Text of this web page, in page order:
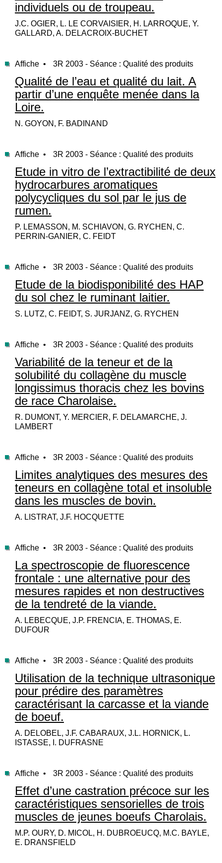
individuels ou de troupeau.
J.C. OGIER, L. LE CORVAISIER, H. LARROQUE, Y.
GALLARD, A. DELACROIX-BUCHET
Affiche • 3R 2003 - Séance : Qualité des produits
Qualité de l’eau et qualité du lait. A
partir d’une enquête menée dans la
Loire.
N. GOYON, F. BADINAND
Affiche • 3R 2003 - Séance : Qualité des produits
Etude in vitro de l’extractibilité de deux
hydrocarbures aromatiques
polycycliques du sol par le jus de
rumen.
P. LEMASSON, M. SCHIAVON, G. RYCHEN, C.
PERRIN-GANIER, C. FEIDT
Affiche • 3R 2003 - Séance : Qualité des produits
Etude de la biodisponibilité des HAP
du sol chez le ruminant laitier.
S. LUTZ, C. FEIDT, S. JURJANZ, G. RYCHEN
Affiche • 3R 2003 - Séance : Qualité des produits
Variabilité de la teneur et de la
solubilité du collagène du muscle
longissimus thoracis chez les bovins
de race Charolaise.
R. DUMONT, Y. MERCIER, F. DELAMARCHE, J.
LAMBERT
Affiche • 3R 2003 - Séance : Qualité des produits
Limites analytiques des mesures des
teneurs en collagène total et insoluble
dans les muscles de bovin.
A. LISTRAT, J.F. HOCQUETTE
Affiche • 3R 2003 - Séance : Qualité des produits
La spectroscopie de fluorescence
frontale : une alternative pour des
mesures rapides et non destructives
de la tendreté de la viande.
A. LEBECQUE, J.P. FRENCIA, E. THOMAS, E.
DUFOUR
Affiche • 3R 2003 - Séance : Qualité des produits
Utilisation de la technique ultrasonique
pour prédire des paramètres
caractérisant la carcasse et la viande
de boeuf.
A. DELOBEL, J.F. CABARAUX, J.L. HORNICK, L.
ISTASSE, I. DUFRASNE
Affiche • 3R 2003 - Séance : Qualité des produits
Effet d’une castration précoce sur les
caractéristiques sensorielles de trois
muscles de jeunes boeufs Charolais.
M.P. OURY, D. MICOL, H. DUBROEUCQ, M.C. BAYLE,
E. DRANSFIELD